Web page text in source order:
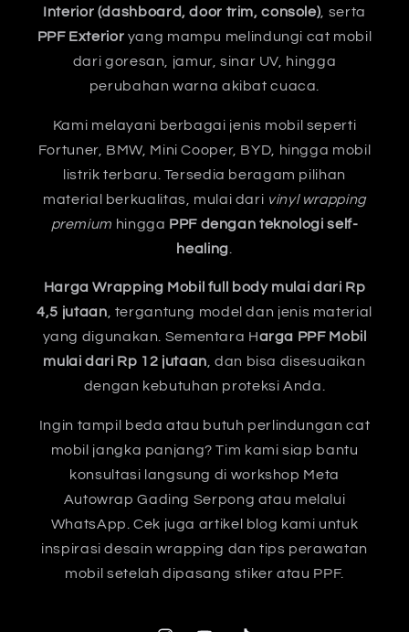
Interior (dashboard, door trim, console) , serta
PPF Exterior yang mampu melindungi cat mobil
dari goresan, jamur, sinar UV, hingga
perubahan warna akibat cuaca.
Kami melayani berbagai jenis mobil seperti
Fortuner, BMW, Mini Cooper, BYD, hingga mobil
listrik terbaru. Tersedia beragam pilihan
material berkualitas, mulai dari vinyl wrapping
premium hingga PPF dengan teknologi self-
healing
Harga Wrapping Mobil full body mulai dari Rp
4,5 jutaan, tergantung model dan jenis material
yang digunakan. Sementara Harga PPF Mobil
mulai dari Rp 12 jutaan, dan bisa disesuaikan
dengan kebutuhan proteksi Anda.
Ingin tampil beda atau butuh perlindungan cat
mobil jangka panjang? Tim kami siap bantu
konsultasi langsung di workshop Meta
Autowrap Gading Serpong atau melalui
WhatsApp. Cek juga artikel blog kami untuk
inspirasi desain wrapping dan tips perawatan
mobil setelah dipasang stiker atau PPF.